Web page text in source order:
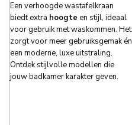
Een verhoogde wastafelkraan
biedt extra hoogte en stijl, ideaal
voor gebruik met waskommen. Het
zorgt voor meer gebruiksgemak én
een moderne, luxe uitstraling.
Ontdek stijlvolle modellen die
jouw badkamer karakter geven.